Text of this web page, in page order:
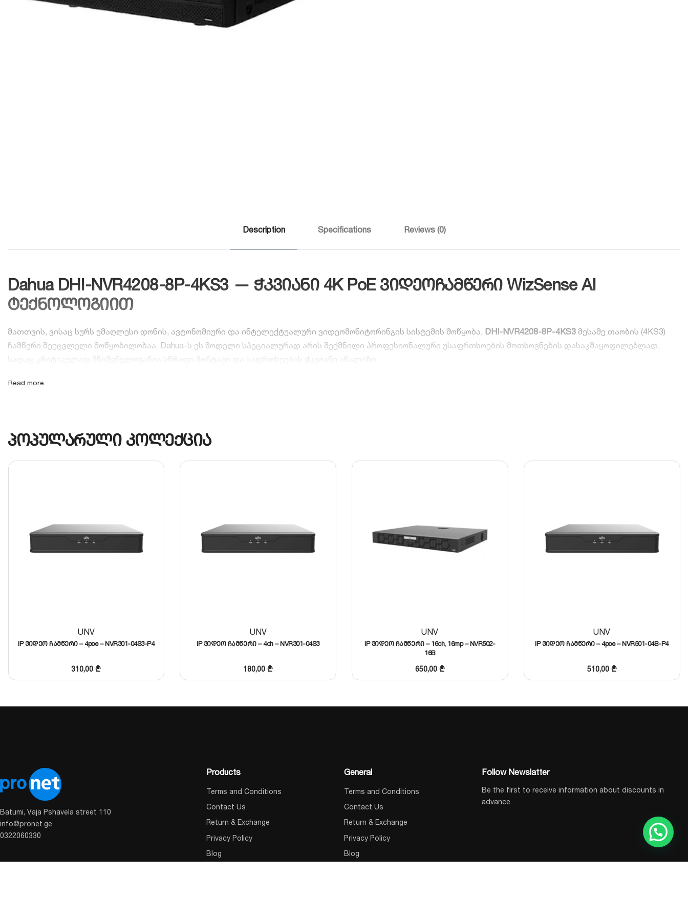
Description Specifications Reviews (0)
Dahua DHI-NVR4208-8P-4KS3 — ჭკვიანი 4K PoE ვიდეოჩამწერი WizSense AI
ტექნოლოგიით
მათთვის, ვისაც სურს უმაღლესი დონის, ავტონომიური და ინტელექტუალური ვიდეომონიტორინგის სისტემის მოწყობა, DHI-NVR4208-8P-4KS3 მესამე თაობის (4KS3)
ჩამწერი შეუცვლელი მოწყობილობაა. Dahua-ს ეს მოდელი სპეციალურად არის შექმნილი პროფესიონალური უსაფრთხოების მოთხოვნების დასაკმაყოფილებლად,
სადაც კრიტიკულად მნიშვნელოვანია სწრაფი მონტაჟი და საფრთხეების ჭკვიანი ანალიზი.
რატომ არის ეს მოდელი საუკეთესო ინვესტიცია?
WizSense ხელოვნური ინტელექტი:ჩამწერში ჩაშენებული AI ფუნქციები (პერიმეტრის დაცვა, SMD Plus და სახის ამოცნობა) უზრუნველყოფენ ობიექტის ჭკვიან
ფილტრაციას. სისტემა რეაგირებს და განგაშს ტეხს მხოლოდ ადამიანის ან ავტომობილის დაფიქსირებისას, ხოლო ფოთლების, წვიმისა თუ ცხოველების
მაქსიმალური გამტარობა და დაცვა ცრუ განგაშისგან
მსგავსის შერჩევა
პოპულარული კოლექცია
UNV
IP ვიდეო ჩამწერი – 4poe – NVR301-04S3-P4
310,00₾
UNV
IP ვიდეო ჩამწერი – 4ch – NVR301-04S3
180,00₾
UNV
IP ვიდეო ჩამწერი – 16ch, 16mp – NVR502-
16B
650,00 ₾
UNV
IP ვიდეო ჩამწერი – 4poe – NVR501-04B-P4
510,00 ₾
Batumi, Vaja Pshavela street 110
info@pronet.ge
0322060330
Products
Terms and Conditions
Contact Us
Return & Exchange
Privacy Policy
Blog
General
Terms and Conditions
Contact Us
Return & Exchange
Privacy Policy
Blog
Follow Newslatter
Be the first to receive information about discounts in
advance.